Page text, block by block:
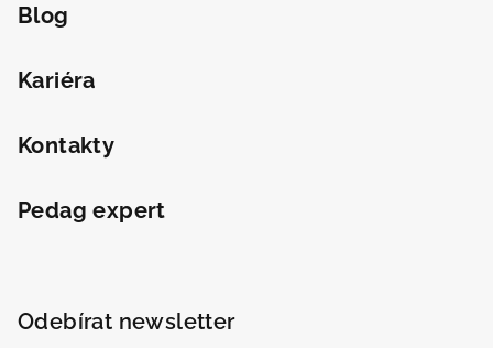
Blog
Kariéra
Kontakty
Pedag expert
Odebírat newsletter